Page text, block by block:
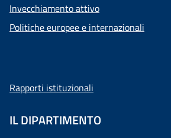
Invecchiamento attivo
Politiche europee e internazionali
Rapporti istituzionali
IL DIPARTIMENTO